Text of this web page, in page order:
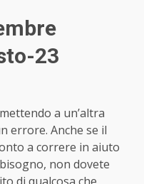
23
a un’altra
errore. Anche se il
a correre in aiuto
non dovete
di qualcosa che